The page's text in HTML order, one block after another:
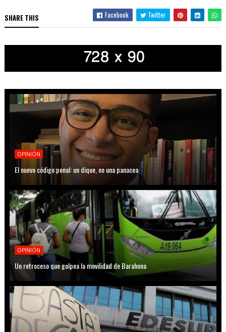
SHARE THIS Facebook Twitter
OPINIÓN
El nuevo código penal: un dique, no una panacea
OPINIÓN
Un retroceso que golpea la movilidad de Barahona